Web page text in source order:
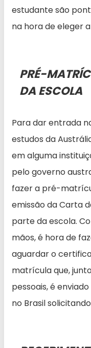
estudante são
na hora de eleger
PRÉ-
DA ESCOLA
Para dar entrada
estudos da
em alguma
pelo governo
fazer a pré-
emissão da Carta
parte da escola.
mãos, é hora de
aguardar o
matrícula que,
pessoais, é
no Brasil